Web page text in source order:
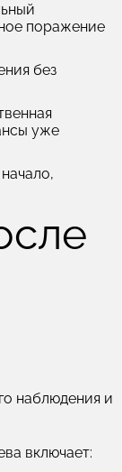
поражение
без
уже
наблюдения и
включает: